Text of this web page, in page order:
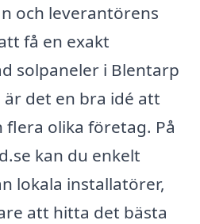
och leverantörens
få en exakt
solpaneler i Blentarp
det en bra idé att
olika företag. På
kan du enkelt
lokala installatörer,
att hitta det bästa